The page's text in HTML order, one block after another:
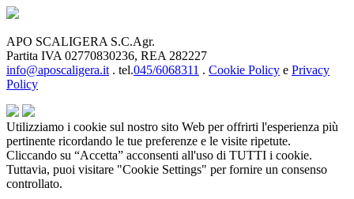
APO SCALIGERA S.C.Agr.
Partita IVA 02770830236, REA 282227
info@aposcaligera.it . tel.045/6068311 . Cookie Policy e Privacy
Policy
Utilizziamo i cookie sul nostro sito Web per offrirti l'esperienza più
pertinente ricordando le tue preferenze e le visite ripetute.
Cliccando su “Accetta” acconsenti all'uso di TUTTI i cookie.
Tuttavia, puoi visitare "Cookie Settings" per fornire un consenso
controllato.